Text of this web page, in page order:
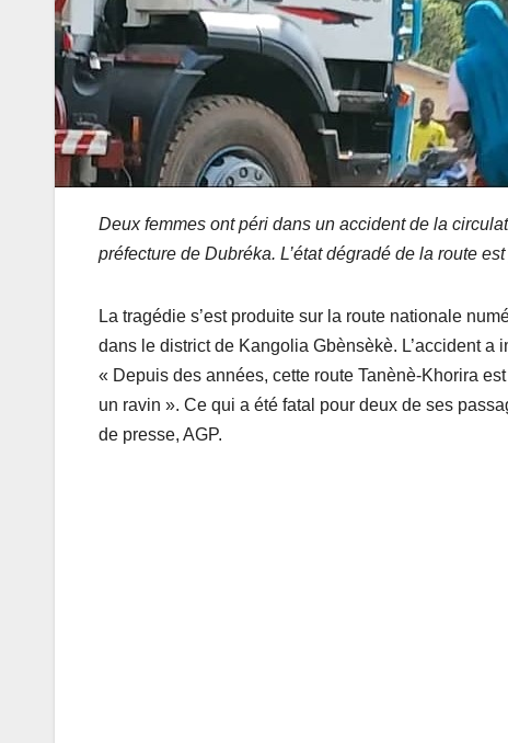
Deux femmes ont péri dans un accident de la
préfecture de Dubréka. L’état dégradé de la route
La tragédie s’est produite sur la route nationale
dans le district de Kangolia Gbènsèkè. L’accident
« Depuis des années, cette route Tanènè-Khorira
un ravin ». Ce qui a été fatal pour deux de ses
de presse, AGP.